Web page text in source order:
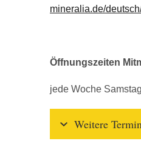
mineralia.de/
Öffnungszeiten
jede Woche
Weitere